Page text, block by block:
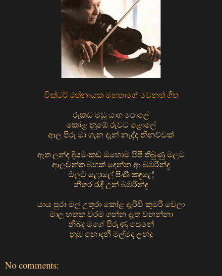
වික්ටර් රත්නායක මහතාගේ වෙනත් ගීත
රූකඩ මඩු යාග පොලේ
කෝළ නුඹේ රුවට ළොලේ
ආල පිරූ මා ගැන දැන් නැද්ද නිනව්වක්
ඈත ලන්ද දියමංකඩ ඔහොම පිපී තිබුණු මලට
ආලවන්ත බහක් දෙන්න ආ බඹරින්දු
මලට ළොලේ පිණි කඳුළේ
නිතර රැඳී උන් බඹරින්දු
යාය පුරා මල් උතුරා කෝළ දැරිවි කුමරි වෙලා
මාල හතක වරම ගන්න දෑත වනන්නා
නිබඳ මගේ පිරුණු සෙනේ
නුඹ නොදනී මල්මද ලන්දු
No comments: